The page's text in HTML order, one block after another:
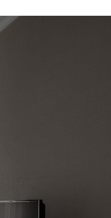
ملاذ من
من المسجد